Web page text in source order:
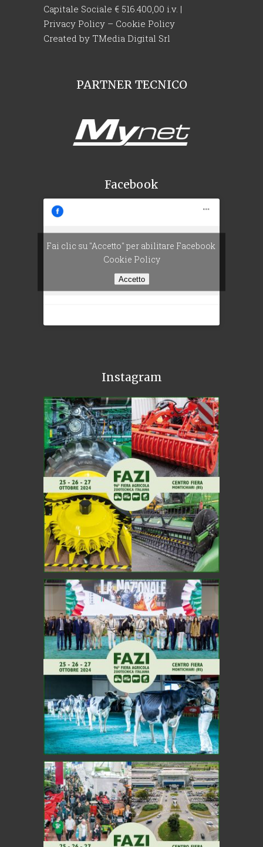
Capitale Sociale € 516.400,00 i.v. |
Privacy Policy – Cookie Policy
Created by TMedia Digital Srl
PARTNER TECNICO
Facebook
Fai clic su "Accetto" per abilitare Facebook
Cookie Policy
Accetto
Instagram